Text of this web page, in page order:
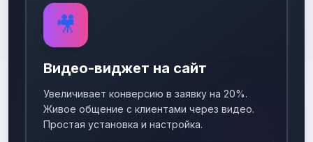
🎥
Видео-виджет на сайт
Увеличивает конверсию в заявку на 20%.
Живое общение с клиентами через видео.
Простая установка и настройка.